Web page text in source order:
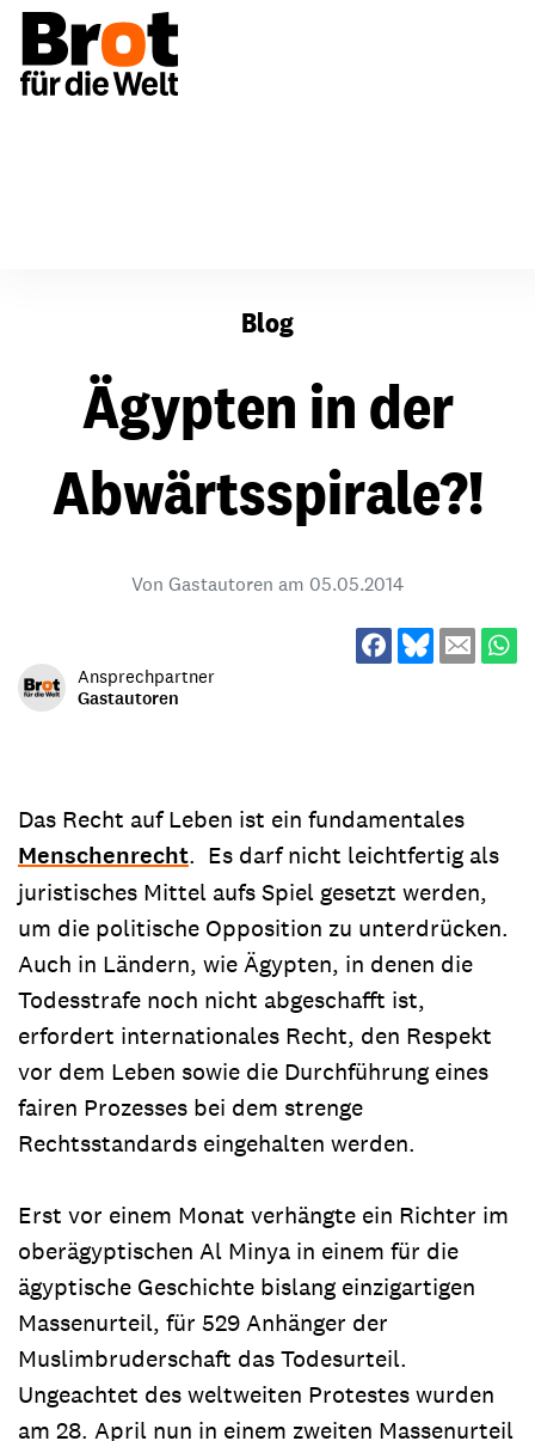
Blog
Ägypten in der
Abwärtsspirale?!
Von Gastautoren am 05.05.2014
Ansprechpartner
Gastautoren
Das Recht auf Leben ist ein fundamentales
Menschenrecht. Es darf nicht leichtfertig als
juristisches Mittel aufs Spiel gesetzt werden,
um die politische Opposition zu unterdrücken.
Auch in Ländern, wie Ägypten, in denen die
Todesstrafe noch nicht abgeschafft ist,
erfordert internationales Recht, den Respekt
vor dem Leben sowie die Durchführung eines
fairen Prozesses bei dem strenge
Rechtsstandards eingehalten werden.
Erst vor einem Monat verhängte ein Richter im
oberägyptischen Al Minya in einem für die
ägyptische Geschichte bislang einzigartigen
Massenurteil, für 529 Anhänger der
Muslimbruderschaft das Todesurteil.
Ungeachtet des weltweiten Protestes wurden
am 28. April nun in einem zweiten Massenurteil